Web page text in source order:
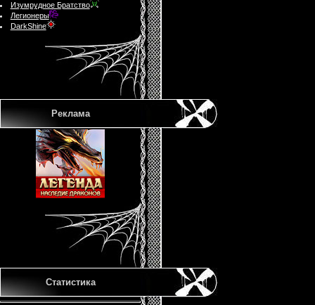
Изумрудное Братство
Легионеры
DarkShine
Реклама
Статистика